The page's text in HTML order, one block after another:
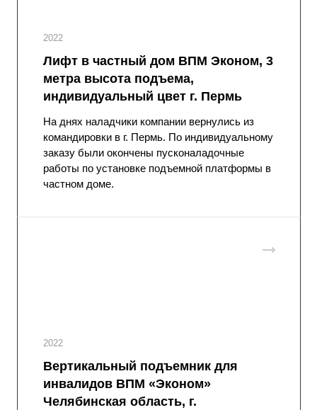
2022
Лифт в частный дом ВПМ Эконом, 3
метра высота подъема,
индивидуальный цвет г. Пермь
На днях наладчики компании вернулись из
командировки в г. Пермь. По индивидуальному
заказу были окончены пусконаладочные
работы по установке подъемной платформы в
частном доме.
2022
Вертикальный подъемник для
инвалидов ВПМ «Эконом»
Челябинская область, г.